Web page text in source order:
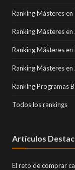
Ranking Másteres en
Ranking Másteres
Ranking Másteres en
Ranking Másteres
Ranking Programas
Todos los rankings
Artículos
El reto de comprar